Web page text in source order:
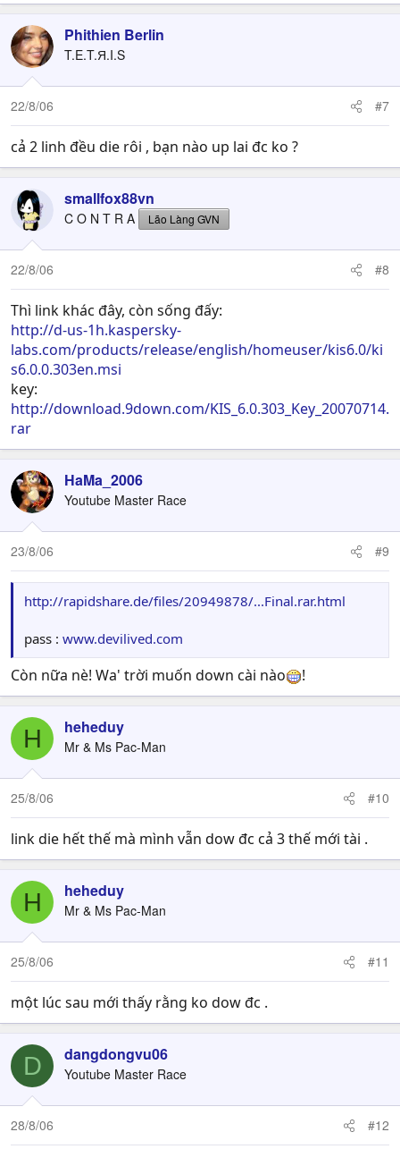
Phithien Berlin
T.E.T.Я.I.S
22/8/06 #7
cả 2 linh đều die rôi , bạn nào up lai đc ko ?
smallfox88vn
C O N T R A Lão Làng GVN
22/8/06 #8
Thì link khác đây, còn sống đấy:
http://d-us-1h.kaspersky-
labs.com/products/release/english/homeuser/kis6.0/ki
s6.0.0.303en.msi
key:
http://download.9down.com/KIS_6.0.303_Key_20070714.
rar
HaMa_2006
Youtube Master Race
23/8/06 #9
http://rapidshare.de/files/20949878/...Final.rar.html
pass : www.devilived.com
Còn nữa nè! Wa' trời muốn down cài nào !
H heheduy
Mr & Ms Pac-Man
25/8/06 #10
link die hết thế mà mình vẫn dow đc cả 3 thế mới tài .
H heheduy
Mr & Ms Pac-Man
25/8/06 #11
một lúc sau mới thấy rằng ko dow đc .
D dangdongvu06
Youtube Master Race
28/8/06 #12